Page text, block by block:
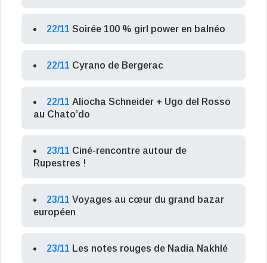
22/11 Soirée 100 % girl power en balnéo
22/11 Cyrano de Bergerac
22/11 Aliocha Schneider + Ugo del Rosso
au Chato’do
23/11 Ciné-rencontre autour de
Rupestres !
23/11 Voyages au cœur du grand bazar
européen
23/11 Les notes rouges de Nadia Nakhlé